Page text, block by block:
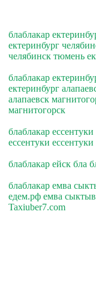
блаблакар
ектеринбург
челябинск тюмень
блаблакар
ектеринбург
алапаевск
магнитогорск
блаблакар
ессентуки ессентуки
блаблакар ейск бла
блаблакар емва
едем.рф емва
Taxiuber7.com